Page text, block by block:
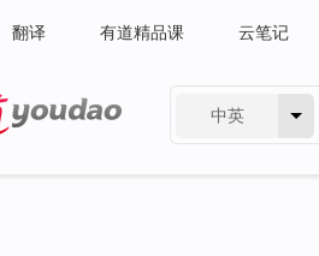
翻译 有道精品课 云笔记
中英